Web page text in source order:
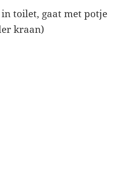
toilet, gaat met potje
kraan)